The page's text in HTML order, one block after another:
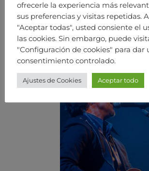
ofrecerle la experiencia más
sus preferencias y visitas repetidas.
"Aceptar todas", usted consiente el
las cookies. Sin embargo, puede
"Configuración de cookies" para dar
consentimiento controlado.
Ajustes de Cookies Aceptar todo